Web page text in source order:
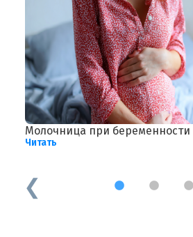
Молочница при беременности
Читать
1 2 3